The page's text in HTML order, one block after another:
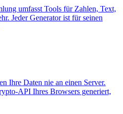
umfasst Tools für Zahlen, Text,
Jeder Generator ist für seinen
Ihre Daten nie an einen Server.
API Ihres Browsers generiert,